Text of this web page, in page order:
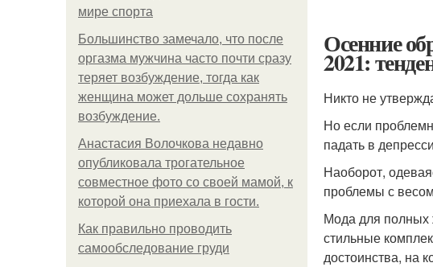
мире спорта
Большинство замечало, что после
оргазма мужчина часто почти сразу
теряет возбуждение, тогда как
женщина может дольше сохранять
возбуждение.
Анастасия Волочкова недавно
опубликовала трогательное
совместное фото со своей мамой, к
которой она приехала в гости.
Как правильно проводить
самообследование груди
Осенние
2021:
Никто не
Но если
падать в
Наоборот,
проблемы с
Мода для полных
стильные
достоинства, на